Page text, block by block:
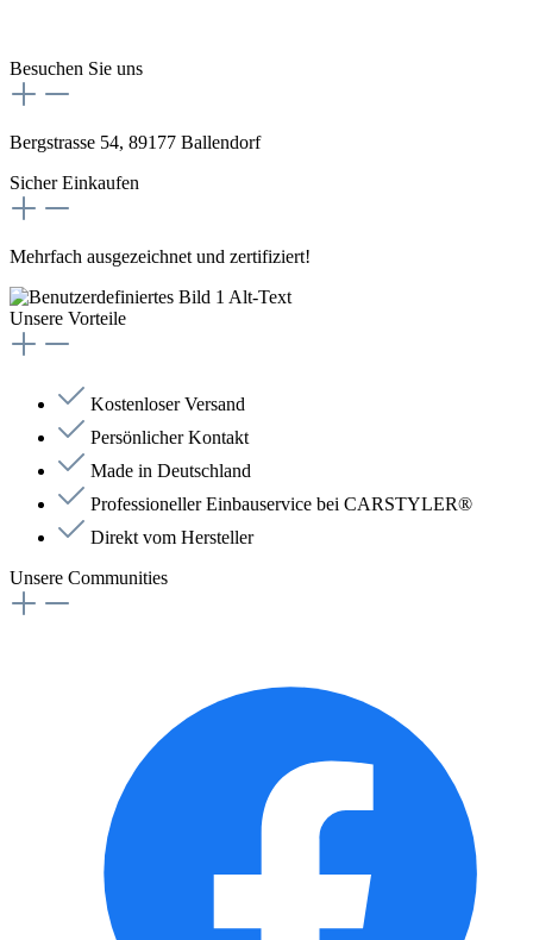
Besuchen Sie uns
Bergstrasse 54, 89177 Ballendorf
Sicher Einkaufen
Mehrfach ausgezeichnet und zertifiziert!
Unsere Vorteile
Kostenloser Versand
Persönlicher Kontakt
Made in Deutschland
Professioneller Einbauservice bei CARSTYLER®
Direkt vom Hersteller
Unsere Communities